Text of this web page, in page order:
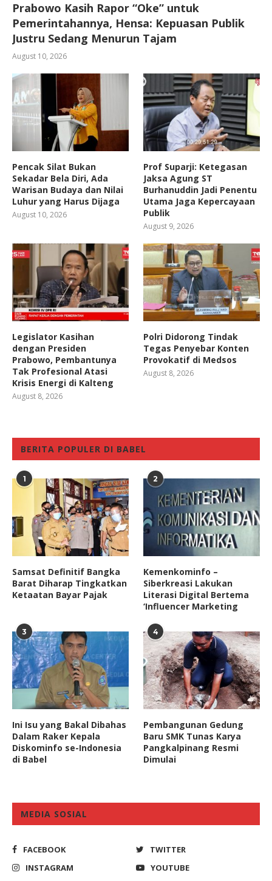
Prabowo Kasih Rapor “Oke” untuk
Pemerintahannya, Hensa: Kepuasan Publik
Justru Sedang Menurun Tajam
August 10, 2026
Pencak Silat Bukan
Sekadar Bela Diri, Ada
Warisan Budaya dan Nilai
Luhur yang Harus Dijaga
August 10, 2026
Prof Suparji: Ketegasan
Jaksa Agung ST
Burhanuddin Jadi Penentu
Utama Jaga Kepercayaan
Publik
August 9, 2026
Legislator Kasihan
dengan Presiden
Prabowo, Pembantunya
Tak Profesional Atasi
Krisis Energi di Kalteng
August 8, 2026
Polri Didorong Tindak
Tegas Penyebar Konten
Provokatif di Medsos
August 8, 2026
BERITA POPULER DI BABEL
1
Samsat Definitif Bangka
Barat Diharap Tingkatkan
Ketaatan Bayar Pajak
2
Kemenkominfo –
Siberkreasi Lakukan
Literasi Digital Bertema
‘Influencer Marketing
3
Ini Isu yang Bakal Dibahas
Dalam Raker Kepala
Diskominfo se-Indonesia
di Babel
4
Pembangunan Gedung
Baru SMK Tunas Karya
Pangkalpinang Resmi
Dimulai
MEDIA SOSIAL
FACEBOOK
TWITTER
INSTAGRAM
YOUTUBE